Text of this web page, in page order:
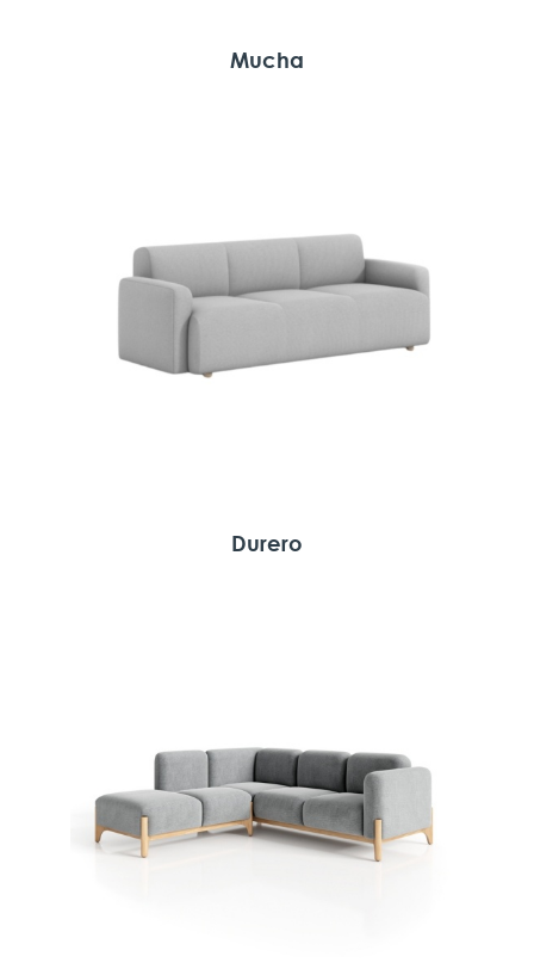
Mucha
Durero